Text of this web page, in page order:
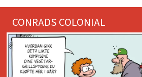
CONRADS COLONIAL